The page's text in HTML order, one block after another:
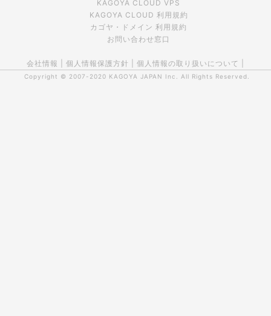
KAGOYA CLOUD VPS
KAGOYA CLOUD 利用規約
カゴヤ・ドメイン 利用規約
お問い合わせ窓口
会社情報 個人情報保護方針 個人情報の取り扱いについて
Copyright © 2007-2020 KAGOYA JAPAN Inc. All Rights Reserved.